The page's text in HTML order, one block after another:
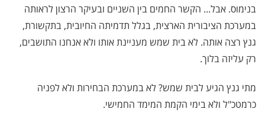
בנימוס. אבל... הקשר החמים בין השניים ובעיקר הרצון לראותה
במערכת הציבורית הארצית, בגלל תדמיתה החיובית, בתקשורת,
גנץ רצה אותה. לא בית שמש מעניינת אותו ולא אנחנו התושבים,
רק עליזה בלוך.
מתי גנץ הגיע לבית שמש? לא במערכת הבחירות ולא לפניה
כרמטכ"ל ולא בימי הקמת המימד החמישי.